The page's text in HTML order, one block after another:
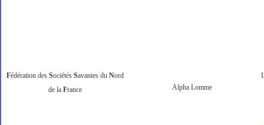
Fédération des Sociétés Savantes du Nord
de la France Alpha Lomme